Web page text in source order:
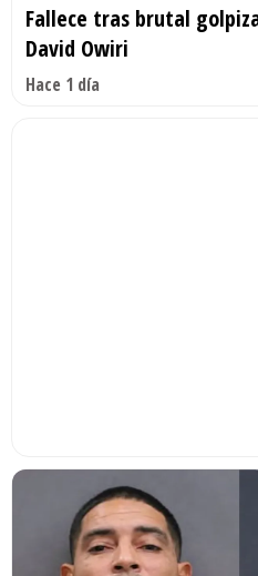
Fallece tras brutal
David Owiri
Hace 1 día